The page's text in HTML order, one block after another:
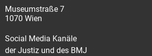
Museumstraße 7
1070 Wien
Social Media Kanäle
der Justiz und des BMJ